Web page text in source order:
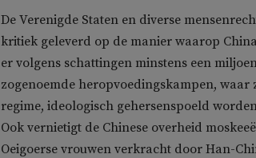
De Verenigde Staten en diverse
kritiek geleverd op de manier waarop
er volgens schattingen minstens een
zogenoemde heropvoedingskampen,
regime, ideologisch gehersenspoeld
Ook vernietigt de Chinese overheid
Oeigoerse vrouwen verkracht door Han-